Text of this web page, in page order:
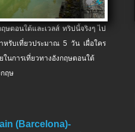
ษตอนใต้และเวลส์ ทริปนี้จริงๆ ไป
หรับเที่ยวประมาณ 5 วัน เผื่อใคร
ในการเที่ยวทางอังกฤษตอนใต้
กฤษ
(Barcelona)-